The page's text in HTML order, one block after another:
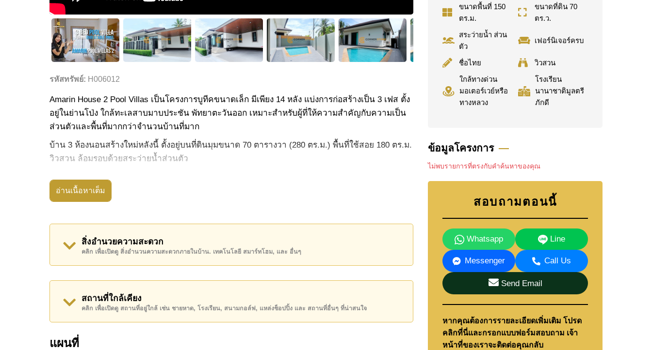
รหัสทรัพย์: H006012
Amarin House 2 Pool Villas เป็นโครงการบูทีคขนาดเล็ก มีเพียง 14 หลัง แบ่งการก่อสร้างเป็น 3 เฟส ตั้ง
อยู่ในย่านโป่ง ใกล้ทะเลสาบมาบประชัน พัทยาตะวันออก เหมาะสำหรับผู้ที่ให้ความสำคัญกับความเป็น
ส่วนตัวและพื้นที่มากกว่าจำนวนบ้านที่มาก
บ้าน 3 ห้องนอนสร้างใหม่หลังนี้ ตั้งอยู่บนที่ดินมุมขนาด 70 ตารางวา (280 ตร.ม.) พื้นที่ใช้สอย 180 ตร.ม.
วิวสวน ล้อมรอบด้วยสระว่ายน้ำส่วนตัว
งดงามและงานบิลท์อินที่ประณีตทั่วทั้งบ้าน ซึ่งแตกต่างจากงานตกแต่งมาตรฐานทั่วไปอย่างเห็นได้ชัด
ห้องครัวติดตั้งตู้สไตล์ยุโรป พร้อมเตาบาร์บีคิวกลางแจ้งและเครื่องซักผ้า
มีประตูรีโมทไฟฟ้าและกล้องวงจรปิดเพื่อความปลอดภัย พร้อมเคเบิลทีวี Smart TV และอินเทอร์เน็ต
ทำเลและสิ่งอำนวยความสะดวกใกล้เคียง
โครงการตั้งอยู่ใกล้ถนนสาย 36 เข้าออกมอเตอร์เวย์หมายเลข 7 ได้ทันที ทำให้เดินทางสะดวกทั้งไปยัง
ใจกลางพัทยา แหลมฉบัง และกรุงเทพฯ
ทะเลสาบมาบประชันอยู่ห่างออกไปเพียงไม่กี่นาที เป็นจุดยอดนิยมสำหรับปั่นจักรยาน วิ่งจ็อกกิ้ง และพัก
อ่านเนื้อหาเต็ม
สิ่งอำนวยความสะดวก
คลิก เพื่อเปิดดู สิ่งอำนวนความสะดวกภายในบ้าน. เทคโนโลยี สมาร์ทโฮม, และ อื่นๆ
สถานที่ใกล้เคียง
คลิก เพื่อเปิดดู สถานที่อยู่ใกล้ เช่น ชายหาด, โรงเรียน, สนามกอล์ฟ, แหล่งช็อปปิ้ง และ สถานที่อื่นๆ ที่น่าสนใจ
แผนที่
ขนาดพื้นที่ 150
ตร.ม.
ขนาดที่ดิน 70
ตร.ว.
สระว่ายน้ำ ส่วน
ตัว
เฟอร์นิเจอร์ครบ
ชื่อไทย
วิวสวน
ใกล้ทางด่วน
มอเตอร์เวย์หรือ
ทางหลวง
โรงเรียน
นานาชาติมูลตรี
ภักดี
ข้อมูลโครงการ
ไม่พบรายการที่ตรงกับคำค้นหาของคุณ
สอบถามตอนนี้
Whatsapp Line
Messenger Call Us
Send Email
หากคุณต้องการรายละเอียดเพิ่มเติม โปรด
คลิกที่นี่และกรอกแบบฟอร์มสอบถาม เจ้า
หน้าที่ของเราจะติดต่อคุณกลับ